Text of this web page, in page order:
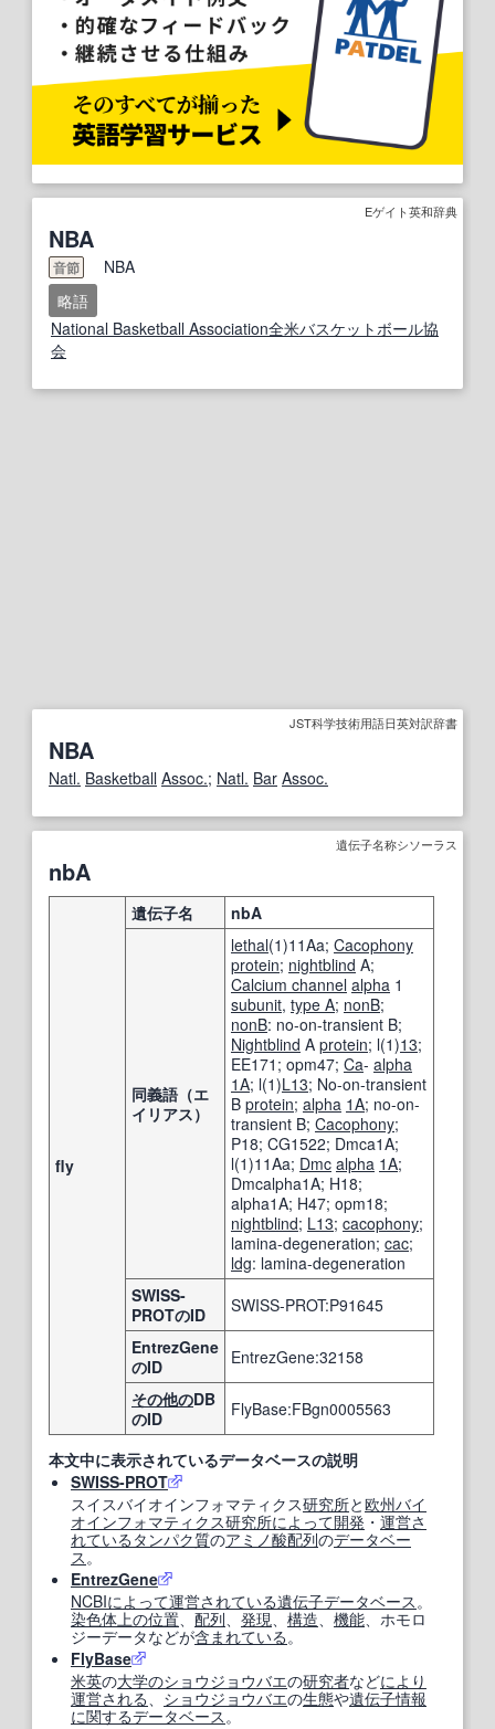
Eゲイト英和辞典
NBA
音節
NBA
略語
National Basketball Association全米バスケットボール協
会
JST科学技術用語日英対訳辞書
NBA
Natl. Basketball Assoc.; Natl. Bar Assoc.
遺伝子名称シソーラス
nbA
fly
遺伝子名 nbA
同義語（エ
イリアス）
lethal(1)11Aa; Cacophony
protein; nightblind A;
Calcium channel alpha 1
subunit, type A; nonB;
nonB: no-on-transient B;
Nightblind A protein; l(1)13;
EE171; opm47; Ca- alpha
1A; l(1)L13; No-on-transient
B protein; alpha 1A; no-on-
transient B; Cacophony;
P18; CG1522; Dmca1A;
l(1)11Aa; Dmc alpha 1A;
Dmcalpha1A; H18;
alpha1A; H47; opm18;
nightblind; L13; cacophony;
lamina-degeneration; cac;
ldg: lamina-degeneration
SWISS-
PROTのID
SWISS-PROT:P91645
EntrezGene
のID
EntrezGene:32158
その他のDB
のID
FlyBase:FBgn0005563
本文中に表示されているデータベースの説明
SWISS-PROT
スイスバイオインフォマティクス研究所と欧州バイ
オインフォマティクス研究所によって開発 ・ 運営さ
れている タンパク質のアミノ酸配列のデータベー
ス。
EntrezGene
NCBIによって運営されている遺伝子データベース。
染色体上の位置、 配列、 発現、 構造、 機能、ホモロ
ジーデータなどが含まれている。
FlyBase
米英の大学のショウジョウバエの研究者などにより
運営される、 ショウジョウバエの生態や遺伝子情報
に関するデータベース。